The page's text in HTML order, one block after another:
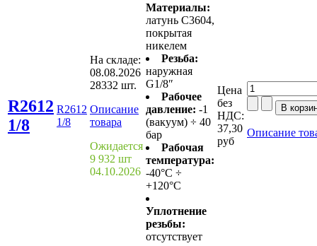
R2612
1/8
R2612
1/8
На складе:
08.08.2026
28332 шт.
Описание
товара
Ожидается
9 932 шт
04.10.2026
Материалы:
латунь С3604,
покрытая
никелем
Резьба:
наружная
G1/8″
Рабочее
давление: -1
(вакуум) ÷ 40
бар
Рабочая
температура:
-40°C ÷
+120°C
Уплотнение
резьбы:
отсутствует
Цена
без
НДС:
37,30
руб
Описание